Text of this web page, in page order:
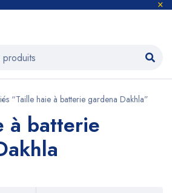
“Taille haie à batterie gardena Dakhla”
à batterie